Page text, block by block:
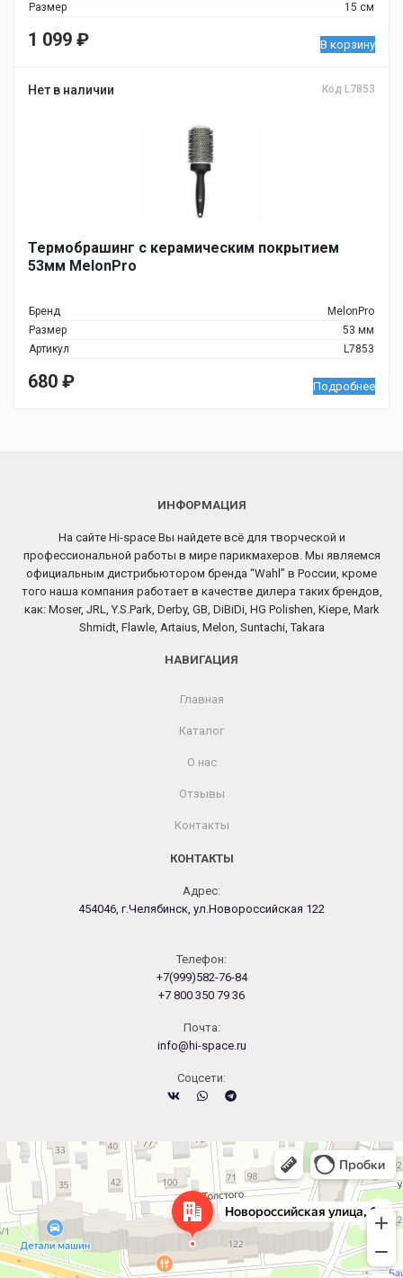
Размер
15 см
1 099 ₽ В корзину
Нет в наличии Код L7853
Термобрашинг с керамическим покрытием
53мм MelonPro
Бренд
MelonPro
Размер
53 мм
Артикул
L7853
680 ₽ Подробнее
ИНФОРМАЦИЯ
На сайте Hi-space Вы найдете всё для творческой и
профессиональной работы в мире парикмахеров. Мы являемся
официальным дистрибьютором бренда “Wahl” в России, кроме
того наша компания работает в качестве дилера таких брендов,
как: Moser, JRL, Y.S.Park, Derby, GB, DiBiDi, HG Polishen, Kiepe, Mark
Shmidt, Flawle, Artaius, Melon, Suntachi, Takara
НАВИГАЦИЯ
Главная
Каталог
О нас
Отзывы
Контакты
КОНТАКТЫ
Адрес:
454046, г.Челябинск, ул.Новороссийская 122
Телефон:
+7(999)582-76-84
+7 800 350 79 36
Почта:
info@hi-space.ru
Cоцсети:
Челябинск
Новороссийская улица, 122 — Яндекс.Карты